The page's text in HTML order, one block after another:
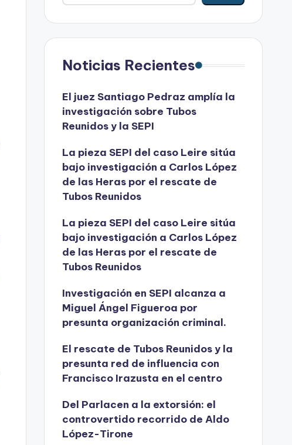
Noticias Recientes
El juez Santiago Pedraz amplía la
investigación sobre Tubos
Reunidos y la SEPI
La pieza SEPI del caso Leire sitúa
bajo investigación a Carlos López
de las Heras por el rescate de
Tubos Reunidos
La pieza SEPI del caso Leire sitúa
bajo investigación a Carlos López
de las Heras por el rescate de
Tubos Reunidos
Investigación en SEPI alcanza a
Miguel Ángel Figueroa por
presunta organización criminal.
El rescate de Tubos Reunidos y la
presunta red de influencia con
Francisco Irazusta en el centro
Del Parlacen a la extorsión: el
controvertido recorrido de Aldo
López-Tirone